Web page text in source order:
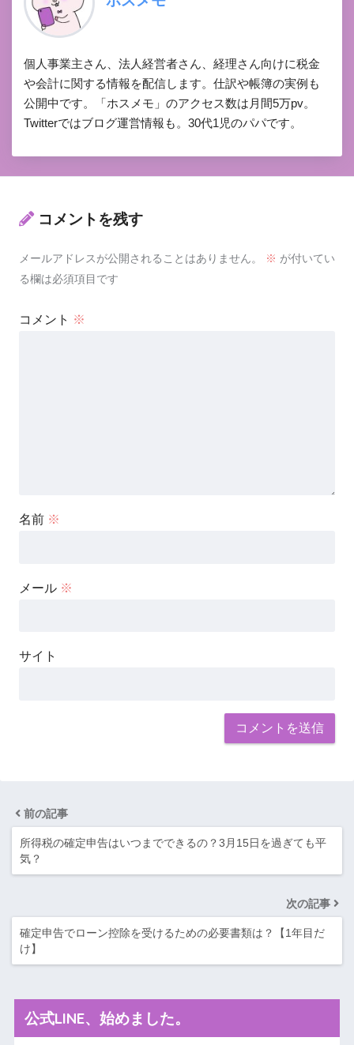
個人事業主さん、法人経営者さん、経理さん向けに税金
や会計に関する情報を配信します。仕訳や帳簿の実例も
公開中です。「ホスメモ」のアクセス数は月間5万pv。
Twitterではブログ運営情報も。30代1児のパパです。
コメントを残す
メールアドレスが公開されることはありません。 ※ が付いてい
る欄は必須項目です
コメント ※
名前 ※
メール ※
サイト
前の記事
所得税の確定申告はいつまでできるの？3月15日を過ぎても平
気？
次の記事
確定申告でローン控除を受けるための必要書類は？【1年目だ
け】
公式LINE、始めました。